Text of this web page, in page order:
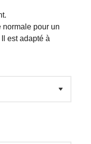
normale pour un
est adapté à